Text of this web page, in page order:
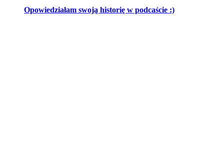
Opowiedziałam swoją historię w podcaście :)